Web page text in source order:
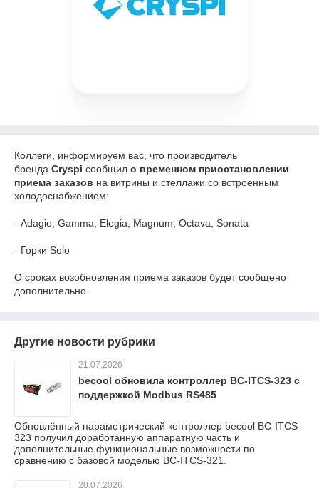
Коллеги, информируем вас, что производитель
бренда Cryspi сообщил о временном приостановлении
приема заказов на витрины и стеллажи со встроенным
холодоснабжением:
- Adagio, Gamma, Elegia, Magnum, Octava, Sonata
- Горки Solo
О сроках возобновления приема заказов будет сообщено
дополнительно.
Другие новости рубрики
21.07.2026
becool обновила контроллер BC-ITCS-323 с
поддержкой Modbus RS485
Обновлённый параметрический контроллер becool BC-ITCS-
323 получил доработанную аппаратную часть и
дополнительные функциональные возможности по
сравнению с базовой моделью BC-ITCS-321.
20.07.2026